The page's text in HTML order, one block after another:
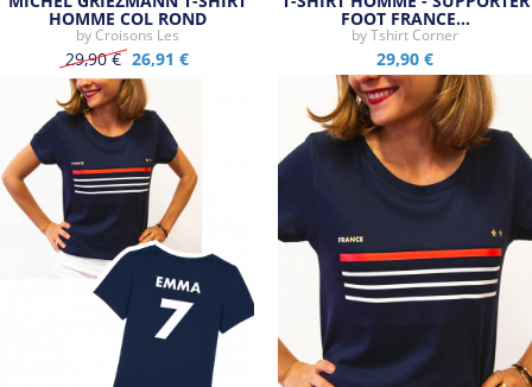
HOMME COL ROND
by Croisons Les
29,90 € 26,91 €
FOOT FRANCE…
byTshirt Corner
29,90 €